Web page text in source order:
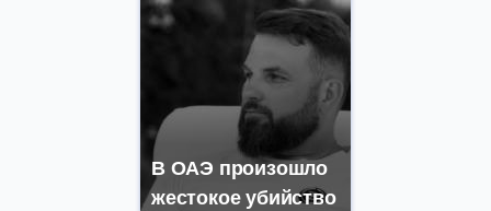
В ОАЭ произошло
жестокое убийство